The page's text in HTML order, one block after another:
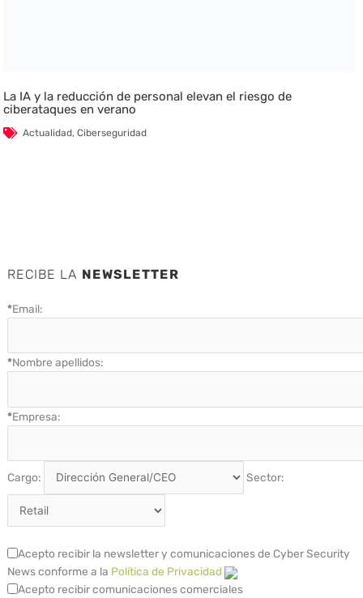
La IA y la reducción de personal elevan el riesgo de
ciberataques en verano
Actualidad,Ciberseguridad
RECIBE LA NEWSLETTER
*Email:
*Nombre apellidos:
*Empresa:
Cargo: Sector:
Acepto recibir la newsletter y comunicaciones de Cyber Security
News conforme a la Política de Privacidad
Acepto recibir comunicaciones comerciales